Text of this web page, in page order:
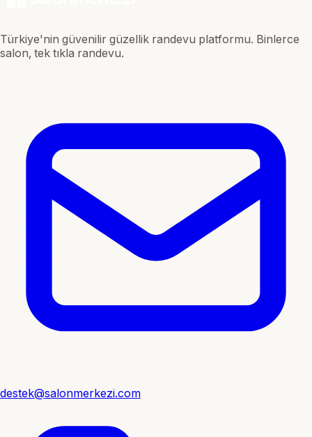
Türkiye'nin güvenilir güzellik randevu platformu. Binlerce
salon, tek tıkla randevu.
destek@salonmerkezi.com